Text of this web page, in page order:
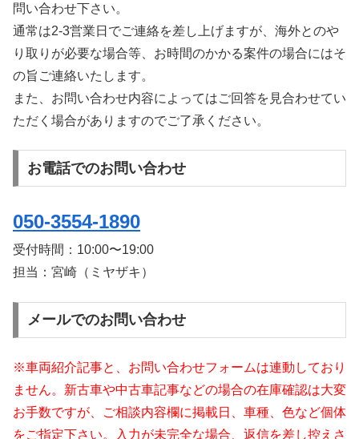
問い合わせ下さい。
通常は2-3営業日でご連絡を差し上げますが、海外とのや
り取りが必要な場合等、お時間のかかる案件の場合にはそ
の旨ご連絡いたします。
また、お問い合わせ内容によってはご回答を見合わせてい
ただく場合がありますのでご了承ください。
お電話でのお問い合わせ
050-3554-1890
受付時間： 10:00〜19:00
担当：宮崎（ミヤザキ）
メールでのお問い合わせ
※車両紹介記事と、お問い合わせフォームは連動しており
ません。新古車や中古車記事などの場合の在庫確認は大変
お手数ですが、ご相談内容欄に掲載日、車種、色など個体
をご指定下さい。入力が未完全な場合、返信を差し控えさ